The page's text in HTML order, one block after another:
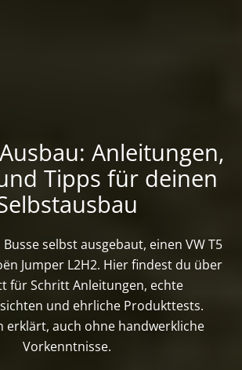
Anleitungen,
Tipps für deinen
selbst ausgebaut, einen VW T5
Jumper L2H2. Hier findest du über
für Schritt Anleitungen, echte
und ehrliche Produkttests.
erklärt, auch ohne handwerkliche
Vorkenntnisse.